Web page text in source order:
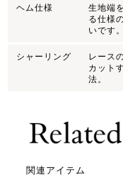
ヘム仕様
生地端
る仕様
いです。
シャーリング
レース
カット
法。
関連アイテム